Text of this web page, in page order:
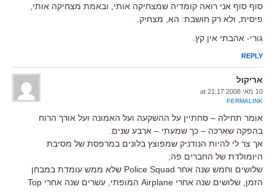
סוף סוף אני רואה קומדיה שמצחיקה אותי, ובאמת מצחיקה אותי,
פיסית, ולא רק חושבת: הא, מצחיק.
גורי- אהבתי אין קץ.
REPLY
אריקול
10 מאי 2008 at 21:17
PERMALINK
אומר תחילה – סחתיין על ההשקעה ועל האמונה ועל אורך הרוח
בהפקה שארכה – כך שמעתי – ארבע שנים.
אך צר לי להיות הנודניק שמפוצץ בלונים במרפסת של מסיבת
היומולדת של החברים פה;
שלושים וחמש שנה אחר Police Squad שלא ממש עומדת במבחן
הזמן, שלושים שנה אחרי Airplane המופתי, עשרים שנה אחרי Top